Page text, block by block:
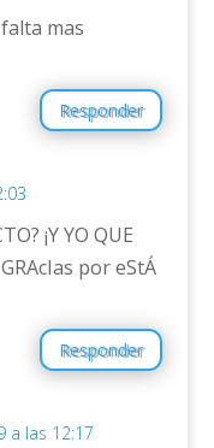
mas
Responder
¡Y YO QUE
por eStÁ
Responder
a las 12:17